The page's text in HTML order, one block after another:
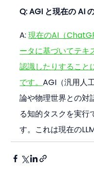
Q: AGI と現在の AI
A: 現在のAI（
ータに基づいてテキ
認識したりすること
です。AGI（汎用人
論や物理世界との対
る知的タスクを実行
す。これは現在の